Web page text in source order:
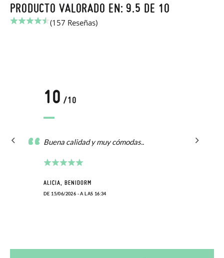
PRODUCTO VALORADO EN: 9.5 DE 10
(157 Reseñas)
10 /10
Buena calidad y muy cómodas..
ALICIA, BENIDORM
DE 15/06/2026 - A LAS 16:34